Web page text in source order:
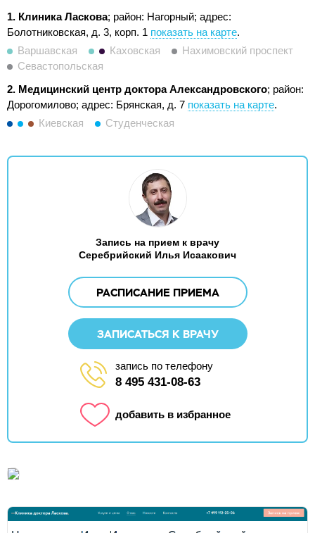
1. Клиника Ласкова; район: Нагорный; адрес:
Болотниковская, д. 3, корп. 1 показать на карте.
Варшавская
Каховская
Нахимовский проспект
Севастопольская
2. Медицинский центр доктора Александровского; район:
Дорогомилово; адрес: Брянская, д. 7 показать на карте.
Киевская
Студенческая
Запись на прием к врачу
Серебрийский Илья Исаакович
РАСПИСАНИЕ ПРИЕМА
ЗАПИСАТЬСЯ К ВРАЧУ
запись по телефону
8 495 431-08-63
добавить в избранное